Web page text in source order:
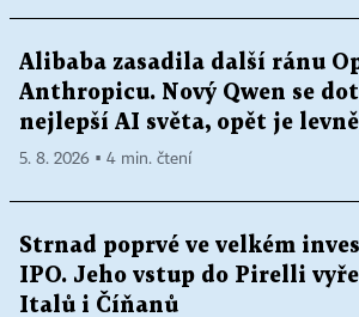
Alibaba zasadila další ránu
Anthropicu. Nový Qwen se
nejlepší AI světa, opět je
5. 8. 2026 ▪ 4 min. čtení
Strnad poprvé ve velkém
IPO. Jeho vstup do Pirelli
Italů i Číňanů